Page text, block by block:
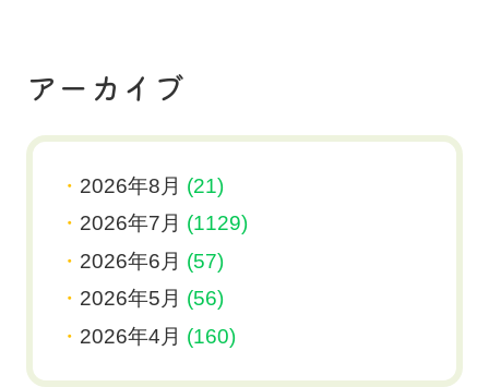
アーカイブ
2026年8月 (21)
2026年7月 (1129)
2026年6月 (57)
2026年5月 (56)
2026年4月 (160)